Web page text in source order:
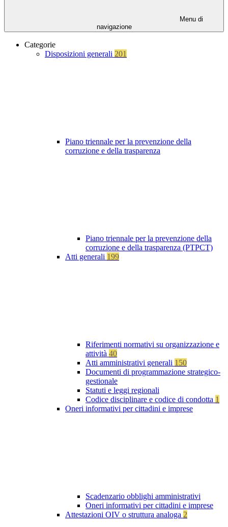
Menu di
navigazione
Categorie
Disposizioni generali 201
Piano triennale per la prevenzione della
corruzione e della trasparenza
Piano triennale per la prevenzione della
corruzione e della trasparenza (PTPCT)
Atti generali 199
Riferimenti normativi su organizzazione e
attività 40
Atti amministrativi generali 150
Documenti di programmazione strategico-
gestionale
Statuti e leggi regionali
Codice disciplinare e codice di condotta 1
Oneri informativi per cittadini e imprese
Scadenzario obblighi amministrativi
Oneri informativi per cittadini e imprese
Attestazioni OIV o struttura analoga 2